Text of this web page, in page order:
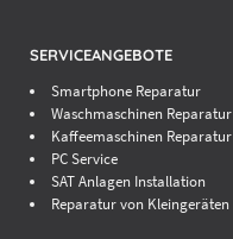
SERVICEANGEBOTE
Smartphone Reparatur
Waschmaschinen Reparatur
Kaffeemaschinen Reparatur
PC Service
SAT Anlagen Installation
Reparatur von Kleingeräten